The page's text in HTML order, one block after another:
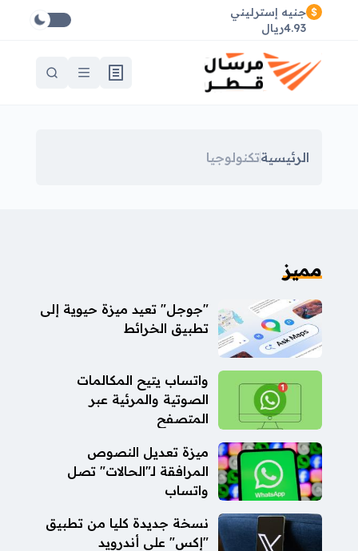
جنيه إسترليني
4.93ريال
الرئيسيةتكنولوجيا
مميز
"جوجل" تعيد ميزة حيوية إلى
تطبيق الخرائط
واتساب يتيح المكالمات
الصوتية والمرئية عبر
المتصفح
ميزة تعديل النصوص
المرافقة لـ"الحالات" تصل
واتساب
نسخة جديدة كليا من تطبيق
"إكس" على أندرويد